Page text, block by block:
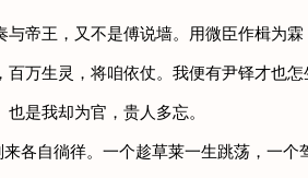
帝王，又不是傅说墙。用微臣作楫为霖
万生灵，将咱依仗。我便有尹铎才也怎
是我却为官，贵人多忘。
自徜徉。一个趁草莱一生跳荡，一个